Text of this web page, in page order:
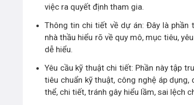
việc ra quyết định tham gia.
Thông tin chi tiết về dự án: Đây là
nhà thầu hiểu rõ về quy mô, mục tiêu,
dễ hiểu.
Yêu cầu kỹ thuật chi tiết: Phần này tập
tiêu chuẩn kỹ thuật, công nghệ áp
thể, chi tiết, tránh gây hiểu lầm, sai lệch